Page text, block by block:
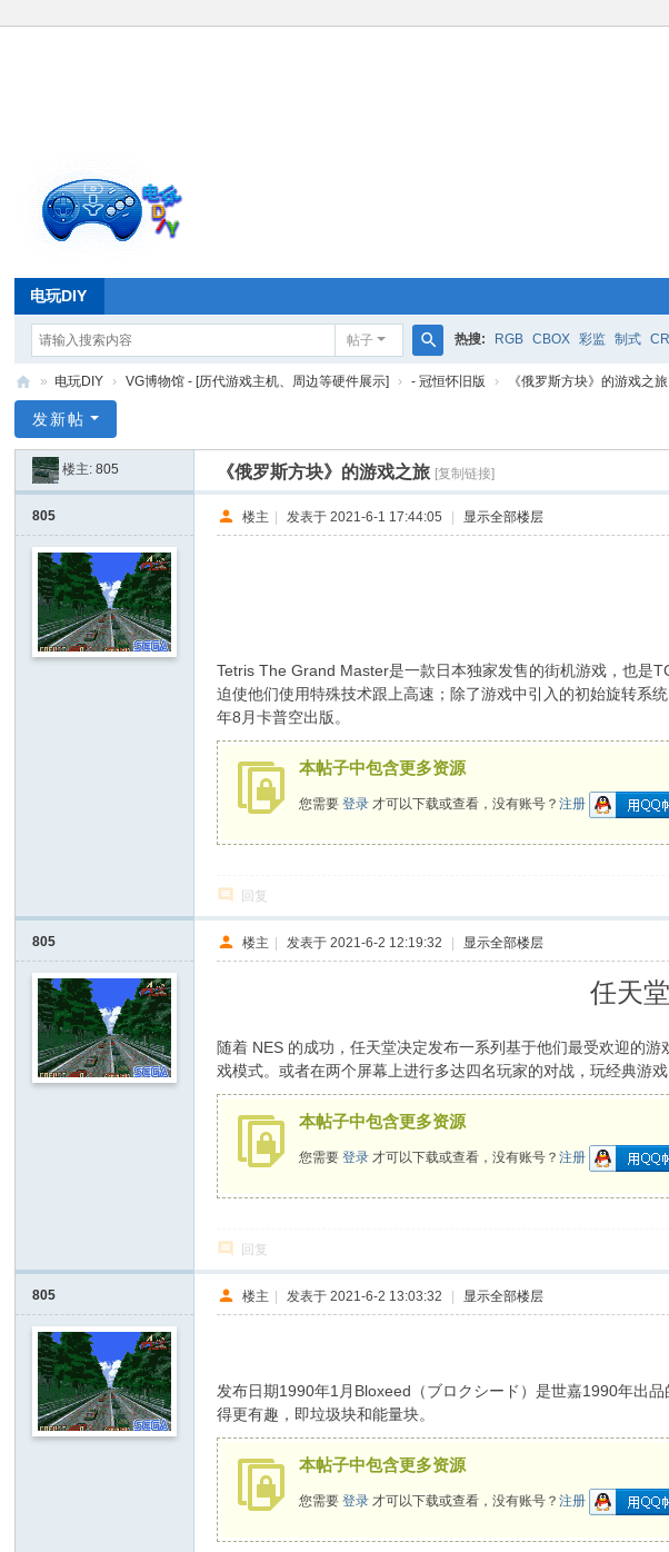
电玩DIY
帖子
搜
热搜: RGB CBOX 彩监 制式
玩
m
» 电玩DIY › VG博物馆 - [历代游戏主机、周边等硬件展示] › - 冠恒怀旧版 › 《俄罗斯方块》的游戏之旅
发新帖
楼主:805 《俄罗斯方块》的游戏之旅 [复制链接]
805 楼主 | 发表于 2021-6-1 17:44:05 | 显示全部楼层
Tetris The Grand Master是一款日本独家发售的街机游戏，也是
迫使他们使用特殊技术跟上高速；除了游戏中引入的初始旋转系
年8月卡普空出版。
本帖子中包含更多资源
您需要登录 才可以下载或查看，没有账号？注册
回复
805 楼主 | 发表于 2021-6-2 12:19:32 | 显示全部楼层
任天
随着 NES 的成功，任天堂决定发布一系列基于他们最受欢迎的
戏模式。或者在两个屏幕上进行多达四名玩家的对战，玩经典游戏
本帖子中包含更多资源
您需要登录 才可以下载或查看，没有账号？注册
回复
805 楼主 | 发表于 2021-6-2 13:03:32 | 显示全部楼层
发布日期1990年1月Bloxeed（ブロクシード）是世嘉1990年出
得更有趣，即垃圾块和能量块。
本帖子中包含更多资源
您需要登录 才可以下载或查看，没有账号？注册